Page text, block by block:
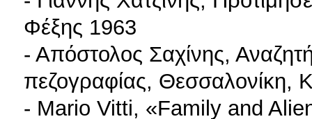
Φέξης 1963
- Απόστολος Σαχίνης,
πεζογραφίας, Θεσσαλονίκη,
- Mario Vitti, «Family and